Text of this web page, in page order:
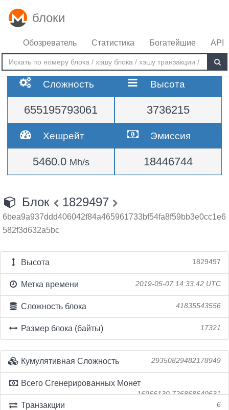
блоки
Обозреватель Статистика Богатейшие API
Сложность
655195793061
Высота
3736215
Хешрейт
5460.0 Mh/s
Эмиссия
18446744
Блок 1829497
6bea9a937ddd406042f84a465961733bf54fa8f59bb3e0cc1e6
582f3d632a5bc
Высота 1829497
Метка времени 2019-05-07 14:33:42 UTC
Сложность блока 41835543556
Размер блока (байты) 17321
Кумулятивная Сложность 29350829482178949
Всего Сгенерированных Монет
16966130.726868640631
Транзакции 6